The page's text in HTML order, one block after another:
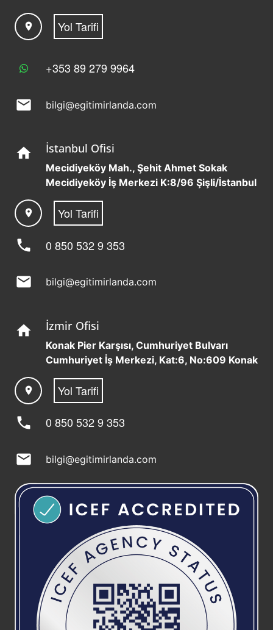
location_on Yol Tarifi
+353 89 279 9964
mail bilgi@egitimirlanda.com
home İstanbul Ofisi
Mecidiyeköy Mah., Şehit Ahmet Sokak
Mecidiyeköy İş Merkezi K:8/96 Şişli/İstanbul
location_on Yol Tarifi
phone 0 850 532 9 353
mail bilgi@egitimirlanda.com
home İzmir Ofisi
Konak Pier Karşısı, Cumhuriyet Bulvarı
Cumhuriyet İş Merkezi, Kat:6, No:609 Konak
location_on Yol Tarifi
phone 0 850 532 9 353
mail bilgi@egitimirlanda.com